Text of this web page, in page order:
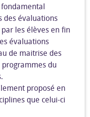
des évaluations
les élèves en fin
évaluations
de maitrise des
du
proposé en
que celui-ci